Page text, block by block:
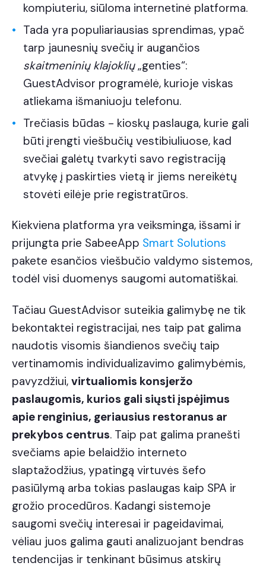
kompiuteriu, siūloma internetinė platforma.
Tada yra populiariausias sprendimas, ypač
tarp jaunesnių svečių ir augančios
skaitmeninių klajoklių„genties“:
GuestAdvisor programėlė, kurioje viskas
atliekama išmaniuoju telefonu.
Trečiasis būdas - kioskų paslauga, kurie gali
būti įrengti viešbučių vestibiuliuose, kad
svečiai galėtų tvarkyti savo registraciją
atvykę į paskirties vietą ir jiems nereikėtų
stovėti eilėje prie registratūros.
Kiekviena platforma yra veiksminga, išsami ir
prijungta prie SabeeApp Smart Solutions
pakete esančios viešbučio valdymo sistemos,
todėl visi duomenys saugomi automatiškai.
Tačiau GuestAdvisor suteikia galimybę ne tik
bekontaktei registracijai, nes taip pat galima
naudotis visomis šiandienos svečių taip
vertinamomis individualizavimo galimybėmis,
pavyzdžiui, virtualiomis konsjeržo
paslaugomis, kurios gali siųsti įspėjimus
apie renginius, geriausius restoranus ar
prekybos centrus. Taip pat galima pranešti
svečiams apie belaidžio interneto
slaptažodžius, ypatingą virtuvės šefo
pasiūlymą arba tokias paslaugas kaip SPA ir
grožio procedūros. Kadangi sistemoje
saugomi svečių interesai ir pageidavimai,
vėliau juos galima gauti analizuojant bendras
tendencijas ir tenkinant būsimus atskirų